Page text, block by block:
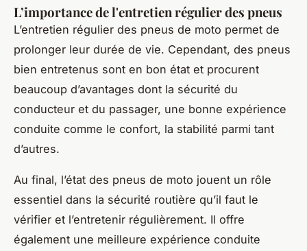
L’importance de l'entretien régulier des pneus
L’entretien régulier des pneus de moto permet de
prolonger leur durée de vie. Cependant, des pneus
bien entretenus sont en bon état et procurent
beaucoup d’avantages dont la sécurité du
conducteur et du passager, une bonne expérience
conduite comme le confort, la stabilité parmi tant
d’autres.
Au final, l’état des pneus de moto jouent un rôle
essentiel dans la sécurité routière qu’il faut le
vérifier et l’entretenir régulièrement. Il offre
également une meilleure expérience conduite